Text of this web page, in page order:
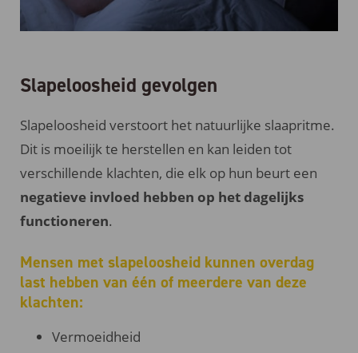
Slapeloosheid gevolgen
Slapeloosheid verstoort het natuurlijke slaapritme.
Dit is moeilijk te herstellen en kan leiden tot
verschillende klachten, die elk op hun beurt een
negatieve invloed hebben op het dagelijks
functioneren.
Mensen met slapeloosheid kunnen overdag
last hebben van één of meerdere van deze
klachten:
Vermoeidheid